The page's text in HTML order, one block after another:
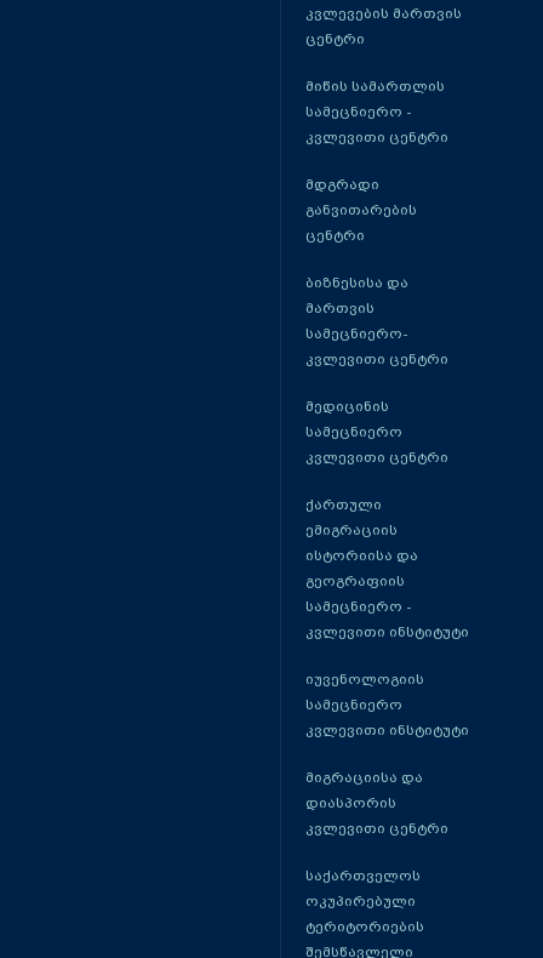
კვლევების მართვის
ცენტრი
მიწის სამართლის
სამეცნიერო -
კვლევითი ცენტრი
მდგრადი
განვითარების
ცენტრი
ბიზნესისა და
მართვის
სამეცნიერო-
კვლევითი ცენტრი
მედიცინის
სამეცნიერო
კვლევითი ცენტრი
ქართული
ემიგრაციის
ისტორიისა და
გეოგრაფიის
სამეცნიერო -
კვლევითი ინსტიტუტი
იუვენოლოგიის
სამეცნიერო
კვლევითი ინსტიტუტი
მიგრაციისა და
დიასპორის
კვლევითი ცენტრი
საქართველოს
ოკუპირებული
ტერიტორიების
შემსწავლელი